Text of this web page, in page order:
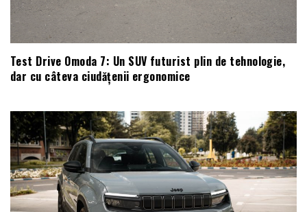
Test Drive Omoda 7: Un SUV futurist plin de tehnologie,
dar cu câteva ciudățenii ergonomice